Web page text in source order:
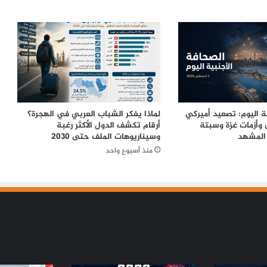
اقتربت نهاية إنفانتينو في «فيفا»؟
الإله في الحرب .. كيف وظّفت أميركا وإيران
الدين في الصراع بينهما؟
إسرائيليون غادروا بلا رجعة: اخترنا الهجرة
لنعيش بلا خوف
ارتباطه ببيتكوفيتش بالتراضي
اليوم: تصعيد أميركي
غزة وسبتة
المشهد
لماذا يفكر الشباب العربي في الهجرة؟
أرقام تكشف الدول الأكثر رغبة
وسيناريوهات الملف حتى 2030
منذ أسبوع واحد